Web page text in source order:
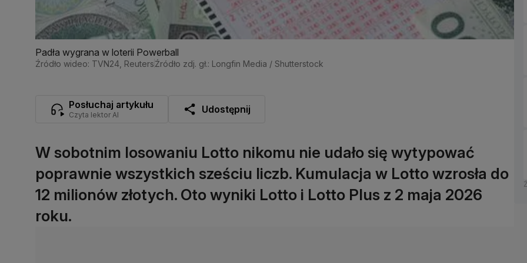
Padła wygrana w loterii Powerball
Źródło wideo: TVN24, ReutersŹródło zdj. gł.: Longfin Media / Shutterstock
Posłuchaj artykułu
Czyta lektor AI Udostępnij
W sobotnim losowaniu Lotto nikomu nie udało się wytypować
poprawnie wszystkich sześciu liczb. Kumulacja w Lotto wzrosła do
12 milionów złotych. Oto wyniki Lotto i Lotto Plus z 2 maja 2026
roku.